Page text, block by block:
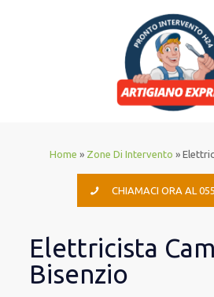
Home » Zone Di Intervento »
CHIAMACI ORA AL
Elettricista
Bisenzio